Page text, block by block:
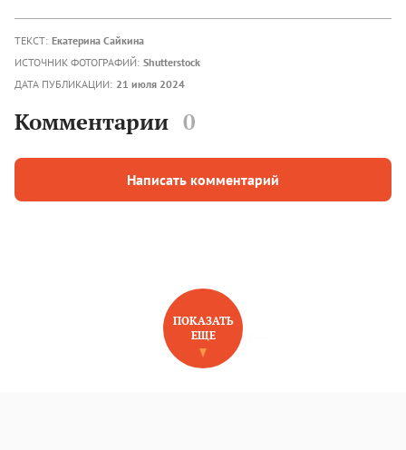
ТЕКСТ: Екатерина Сайкина
ИСТОЧНИК ФОТОГРАФИЙ: Shutterstock
ДАТА ПУБЛИКАЦИИ: 21 июля 2024
Комментарии 0
Написать комментарий
НОВОЕ НА САЙТЕ
ПОКАЗАТЬ
ЕЩЕ